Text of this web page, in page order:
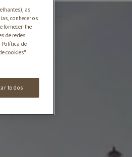
as
conhecer os
fornecer-lhe
de redes
Política de
cookies"
todos